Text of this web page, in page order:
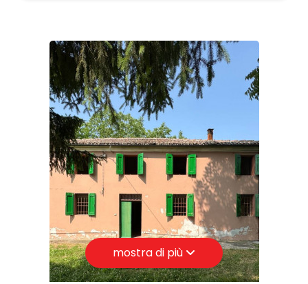
Camere: 4
Bagni: 2
Locali: 7
Stato conservazione: Da ristrutturare
Piano: Edificio
Piani totali: 1
Riscaldamento: Autonomo
Stato attuale: Libero al rogito
Esposizione: tutti i lati
Giardino: Privato, 10.000 mq
mostra di più
Camere
minime
Qualsiasi